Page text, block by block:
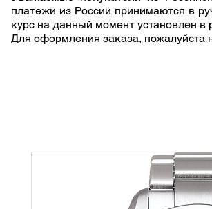
платежи из России принимаются в
курс на данный момент установлен в
Для оформления заказа, пожалуйста